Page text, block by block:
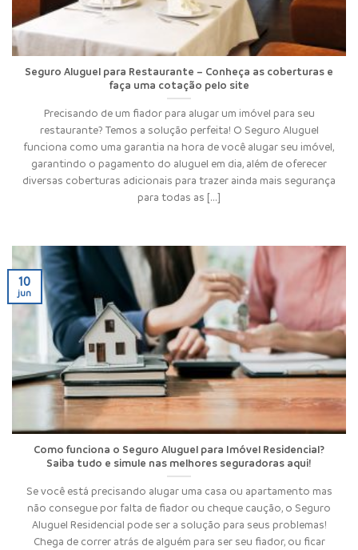
Seguro Aluguel para Restaurante – Conheça as coberturas e
faça uma cotação pelo site
Precisando de um fiador para alugar um imóvel para seu
restaurante? Temos a solução perfeita! O Seguro Aluguel
funciona como uma garantia na hora de você alugar seu imóvel,
garantindo o pagamento do aluguel em dia, além de oferecer
diversas coberturas adicionais para trazer ainda mais segurança
para todas as [...]
Como funciona o Seguro Aluguel para Imóvel Residencial?
Saiba tudo e simule nas melhores seguradoras aqui!
Se você está precisando alugar uma casa ou apartamento mas
não consegue por falta de fiador ou cheque caução, o Seguro
Aluguel Residencial pode ser a solução para seus problemas!
Chega de correr atrás de alguém para ser seu fiador, ou ficar
10
jun